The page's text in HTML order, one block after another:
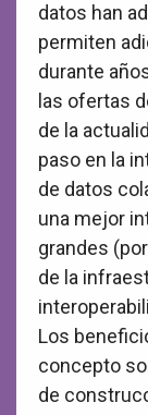
datos han
permiten
durante
las ofertas
de la
paso en la
de datos
una mejor
grandes
de la
Los
concepto
de